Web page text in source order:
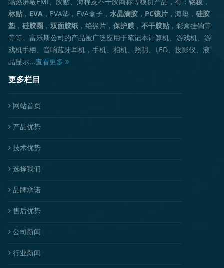
标贴 ， EVA ，EVA垫，EVA盒子， 水晶滴胶 ， PC镜片 ，海垫，硅胶
垫 ，硅胶圈 ，双面胶纸 ，绝缘片，保护膜 ，不干胶贴 ，彩盒挂钩等
等等。富乐斯公司的产品被广泛应用于笔记本计算机、游戏机、游
戏机手柄、音响蓝牙耳机，手机、相机、照明、LED、投影仪、液
晶显示...查看更多
更多栏目
网站首页
产品优势
技术优势
选择我们
品牌承诺
售后优势
公司新闻
行业新闻